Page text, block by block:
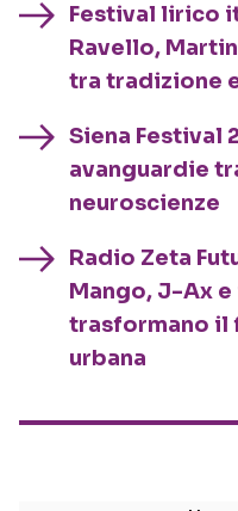
Festival lirico
Ravello,
tra tradizione
Siena Festival
avanguardie
neuroscienze
Radio Zeta
Mango, J-Ax
trasformano il
urbana